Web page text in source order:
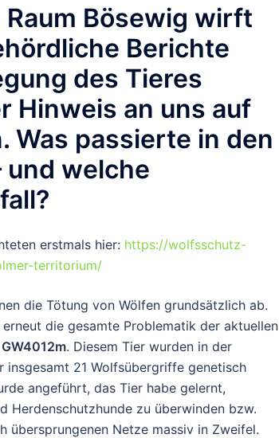
Bösewig wirft
Berichte
des Tieres
Hinweis an uns auf
Was passierte in den
und welche
erstmals hier: https://wolfsschutz-
territorium/
die Tötung von Wölfen grundsätzlich ab.
die gesamte Problematik der aktuellen
GW4012m. Diesem Tier wurden in der
insgesamt 21 Wolfsübergriffe genetisch
angeführt, das Tier habe gelernt,
Herdenschutzhunde zu überwinden bzw.
übersprungenen Netze massiv in Zweifel.